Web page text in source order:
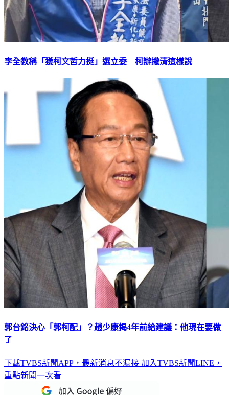
李全教稱「獲柯文哲力挺」選立委 柯辦撇清這樣說
郭台銘決心「郭柯配」？趙少康揭4年前給建議：他現在要做
了
下載TVBS新聞APP，最新消息不漏接 加入TVBS新聞LINE，
重點新聞一次看